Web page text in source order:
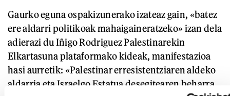
Gaurko eguna ospakizunerako izateaz gain, «batez
ere aldarri politikoak mahaigaineratzeko» izan dela
adierazi du Iñigo Rodriguez Palestinarekin
Elkartasuna plataformako kideak, manifestazioa
hasi aurretik: «Palestinar erresistentziaren aldeko
aldarria eta Israelgo Estatua desegitearen beharra